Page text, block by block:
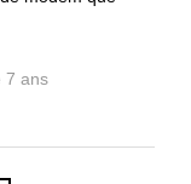
7 ans